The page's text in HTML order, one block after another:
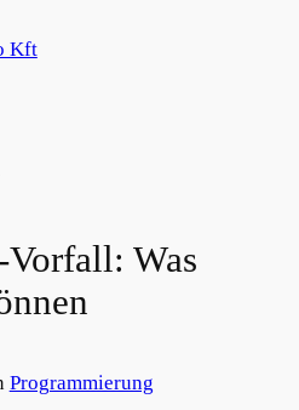
Kft
Was
Programmierung